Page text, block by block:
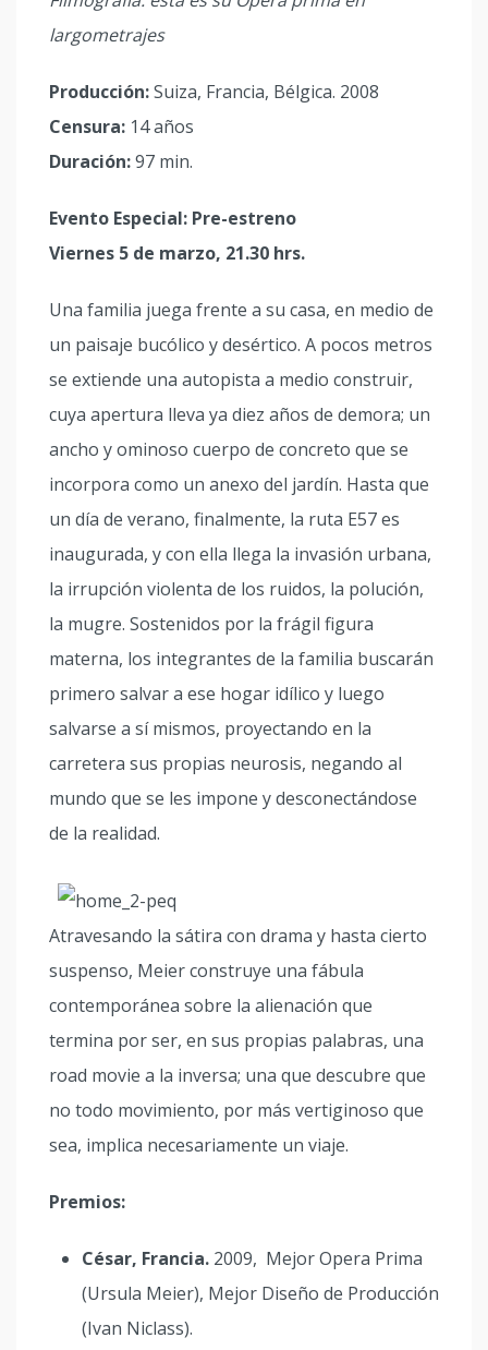
largometrajes
Producción:Suiza, Francia, Bélgica. 2008
Censura: 14 años
Duración:97 min.
Evento Especial: Pre-estreno
Viernes 5 de marzo, 21.30 hrs.
Una familia juega frente a su casa, en medio de
un paisaje bucólico y desértico. A pocos metros
se extiende una autopista a medio construir,
cuya apertura lleva ya diez años de demora; un
ancho y ominoso cuerpo de concreto que se
incorpora como un anexo del jardín. Hasta que
un día de verano, finalmente, la ruta E57 es
inaugurada, y con ella llega la invasión urbana,
la irrupción violenta de los ruidos, la polución,
la mugre. Sostenidos por la frágil figura
materna, los integrantes de la familia buscarán
primero salvar a ese hogar idílico y luego
salvarse a sí mismos, proyectando en la
carretera sus propias neurosis, negando al
mundo que se les impone y desconectándose
de la realidad.
Atravesando la sátira con drama y hasta cierto
suspenso, Meier construye una fábula
contemporánea sobre la alienación que
termina por ser, en sus propias palabras, una
road movie a la inversa; una que descubre que
no todo movimiento, por más vertiginoso que
sea, implica necesariamente un viaje.
Premios:
César, Francia. 2009, Mejor Opera Prima
(Ursula Meier), Mejor Diseño de Producción
(Ivan Niclass).